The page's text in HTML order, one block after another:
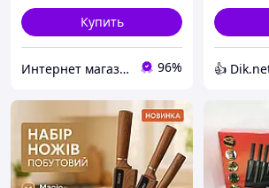
Купить
Интернет магазин «Smart Life» 96%